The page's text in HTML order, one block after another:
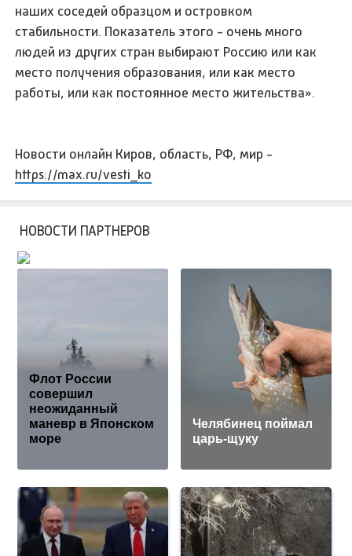
наших соседей образцом и островком
стабильности. Показатель этого - очень много
людей из других стран выбирают Россию или как
место получения образования, или как место
работы, или как постоянное место жительства».
Новости онлайн Киров, область, РФ, мир -
https://max.ru/vesti_ko
НОВОСТИ ПАРТНЕРОВ
Флот России
совершил
неожиданный
маневр в Японском
море
Челябинец поймал
царь-щуку